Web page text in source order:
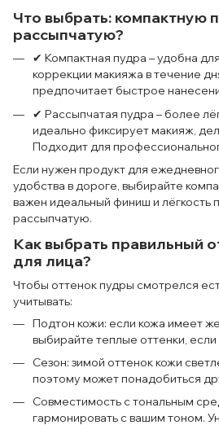
Что выбрать: компактную
рассыпчатую?
✔ Компактная пудра – удобна
коррекции макияжа в течение
предпочитает быстрое
✔ Рассыпчатая пудра – более
идеально фиксирует макияж,
Подходит для
Если нужен продукт для
удобства в дороге, выбирайте
важен идеальный финиш и лёгкость
рассыпчатую.
Как выбрать правильный
для лица?
Чтобы оттенок пудры смотрелся
учитывать:
Подтон кожи: если кожа имеет
выбирайте теплые оттенки,
Сезон: зимой оттенок кожи
поэтому может понадобиться
Совместимость с тональным
гармонировать с вашим тоном.